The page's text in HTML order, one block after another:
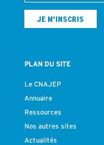
PLAN DU SITE
Le CNAJEP
Annuaire
Ressources
Nos autres sites
Actualités